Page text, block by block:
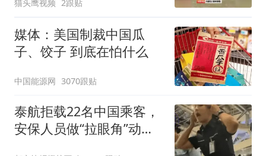
猫头鹰视频 2跟贴
媒体：美国制裁中国瓜
子、饺子 到底在怕什么
中国能源网 3070跟贴
泰航拒载22名中国乘客，
安保人员做“拉眼角”动